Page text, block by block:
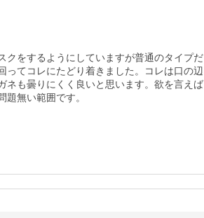
クをするようにしていますが普通のタイプだ
てコレにたどり着きました。コレは口の辺
ネも曇りにくく良いと思います。欲を言えば
無い範囲です。